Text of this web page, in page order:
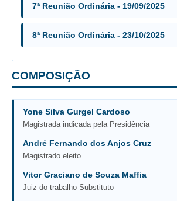
Calendário de Eventos
Calendário de Eventos passados
Calendário das Correições
Calendário de Suspensão
Calendário da Justiça Itinerante
Certidões
Concursos
Contas abertas em nome dos
Diários Eletrônicos
7ª Reunião Ordinária - 19/09/2025
8ª Reunião Ordinária - 23/10/2025
COMPOSIÇÃO
Yone Silva Gurgel Cardoso
Magistrada indicada pela Presidência
André Fernando dos Anjos Cruz
Magistrado eleito
Vitor Graciano de Souza Maffia
Juiz do trabalho Substituto